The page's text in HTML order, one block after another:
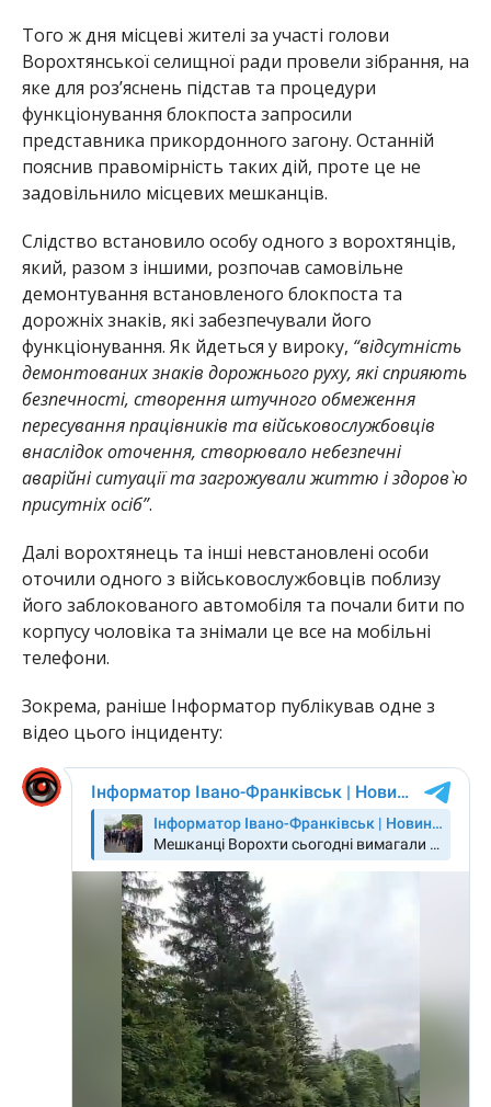
Того ж дня місцеві жителі за участі голови
Ворохтянської селищної ради провели зібрання, на
яке для роз’яснень підстав та процедури
функціонування блокпоста запросили
представника прикордонного загону. Останній
пояснив правомірність таких дій, проте це не
задовільнило місцевих мешканців.
Слідство встановило особу одного з ворохтянців,
який, разом з іншими, розпочав самовільне
демонтування встановленого блокпоста та
дорожніх знаків, які забезпечували його
функціонування. Як йдеться у вироку, “відсутність
демонтованих знаків дорожнього руху, які сприяють
безпечності, створення штучного обмеження
пересування працівників та військовослужбовців
внаслідок оточення, створювало небезпечні
аварійні ситуації та загрожували життю і здоров`ю
присутніх осіб”.
Далі ворохтянець та інші невстановлені особи
оточили одного з військовослужбовців поблизу
його заблокованого автомобіля та почали бити по
корпусу чоловіка та знімали це все на мобільні
телефони.
Зокрема, раніше Інформатор публікував одне з
відео цього інциденту: